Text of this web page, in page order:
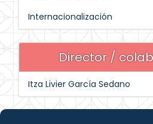
Internacionalización
Director /
Itza Livier García Sedano